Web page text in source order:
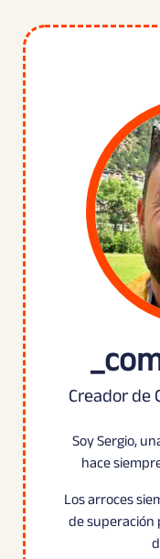
Creador
Soy Sergio,
hace
Los arroces
de superación